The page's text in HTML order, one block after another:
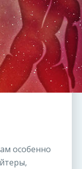
особенно